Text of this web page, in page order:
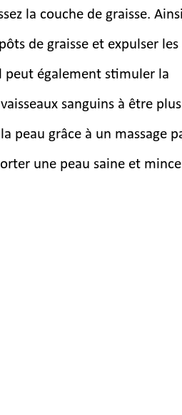
la couche de graisse.
de graisse et expulser les
peut également stimuler la
sanguins à être
peau grâce à un massage
une peau saine et